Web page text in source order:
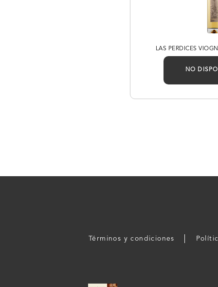
LAS PERDICES
NO
Términos y condiciones